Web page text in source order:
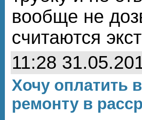
вообще не
считаются
11:28
Хочу оплатить
ремонту в